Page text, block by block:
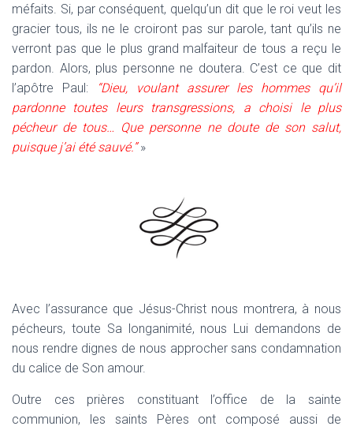
méfaits. Si, par conséquent, quelqu’un dit que le roi veut les
gracier tous, ils ne le croiront pas sur parole, tant qu’ils ne
verront pas que le plus grand malfaiteur de tous a reçu le
pardon. Alors, plus personne ne doutera. C’est ce que dit
l’apôtre Paul:
“Dieu, voulant assurer les hommes qu’il
pardonne toutes leurs transgressions, a choisi le plus
pécheur de tous… Que personne ne doute de son salut,
puisque j’ai été sauvé.” »
Avec l’assurance que Jésus-Christ nous montrera, à nous
pécheurs, toute Sa longanimité, nous Lui demandons de
nous rendre dignes de nous approcher sans condamnation
du calice de Son amour.
Outre ces prières constituant l’office de la sainte
communion, les saints Pères ont composé aussi de